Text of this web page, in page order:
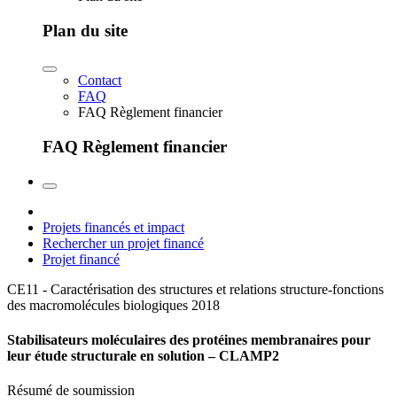
Plan du site
Contact
FAQ
FAQ Règlement financier
FAQ Règlement financier
Projets financés et impact
Rechercher un projet financé
Projet financé
CE11 - Caractérisation des structures et relations structure-fonctions
des macromolécules biologiques 2018
Stabilisateurs moléculaires des protéines membranaires pour
leur étude structurale en solution – CLAMP2
Résumé de soumission